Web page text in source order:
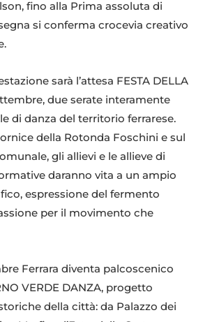
fino alla Prima assoluta di
si conferma crocevia creativo
sarà l’attesa FESTA DELLA
due serate interamente
di danza del territorio ferrarese.
della Rotonda Foschini e sul
gli allievi e le allieve di
daranno vita a un ampio
espressione del fermento
per il movimento che
Ferrara diventa palcoscenico
VERDE DANZA, progetto
della città: da Palazzo dei